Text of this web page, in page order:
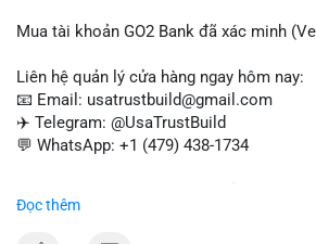
Mua tài khoản GO2 Bank đã xác minh
Liên hệ quản lý cửa hàng ngay hôm nay:
📧 Email: usatrustbuild@gmail.com
✈️ Telegram: @UsaTrustBuild
💬 WhatsApp: +1 (479) 438-1734
chuyển tiền, mobile deposit và thanh toán
Đọc thêm